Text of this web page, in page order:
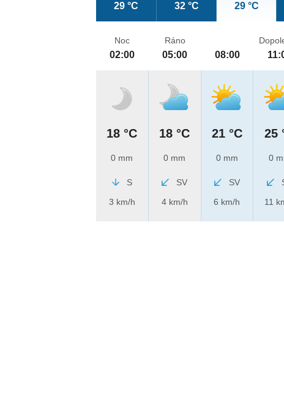
29 °C 32 °C 29 °C
Noc
02:00
18 °C
0 mm
S
3 km/h
Ráno
05:00
18 °C
0 mm
SV
4 km/h
08:00
21 °C
0 mm
SV
6 km/h
25
0
11